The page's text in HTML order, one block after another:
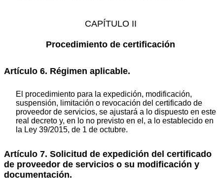
CAPÍTULO II
Procedimiento de certificación
Artículo 6. Régimen aplicable.
El procedimiento para la expedición, modificación,
suspensión, limitación o revocación del certificado de
proveedor de servicios, se ajustará a lo dispuesto en este
real decreto y, en lo no previsto en el, a lo establecido en
la Ley 39/2015, de 1 de octubre.
Artículo 7. Solicitud de expedición del certificado
de proveedor de servicios o su modificación y
documentación.